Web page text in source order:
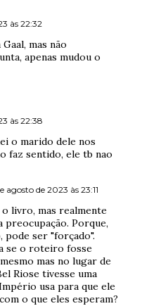
às 22:32
mas não
apenas mudou o
às 22:38
o marido dele nos
faz sentido, ele tb nao
agosto de 2023 às 23:11
livro, mas realmente
preocupação. Porque,
pode ser "forçado".
se o roteiro fosse
mas no lugar de
Riose tivesse uma
usa para que ele
o que eles esperam?